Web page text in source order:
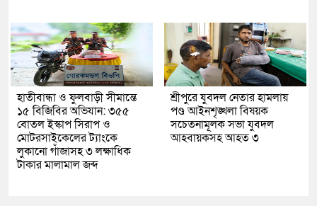
হাতীবান্ধা ও ফুলবাড়ী সীমান্তে
১৫ বিজিবির অভিযান: ৩৫৫
বোতল ইস্কাপ সিরাপ ও
মোটরসাইকেলের ট্যাংকে
লুকানো গাঁজাসহ ৩ লক্ষাধিক
টাকার মালামাল জব্দ
শ্রীপুরে যুবদল নেতার হামলায়
পণ্ড আইনশৃঙ্খলা বিষয়ক
সচেতনামূলক সভা যুবদল
আহবায়কসহ আহত ৩